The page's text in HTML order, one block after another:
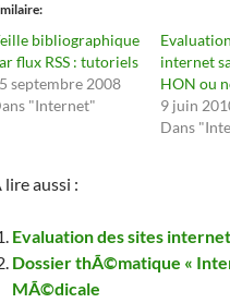
bibliographique
flux RSS : tutoriels
septembre 2008
"Internet"
internet
HON ou
9 juin
Dans
lire aussi :
Evaluation des sites
Dossier thÃ©matique «
MÃ©dicale